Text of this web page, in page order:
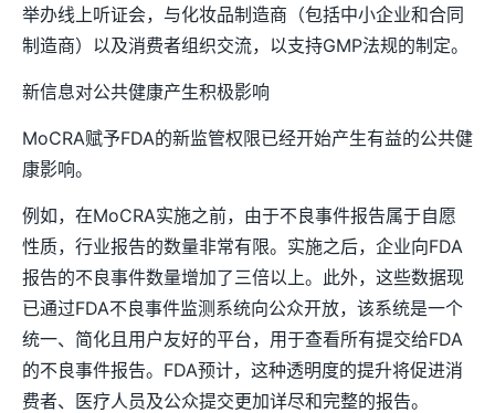
举办线上听证会，与化妆品制造商（包括中小企业和合同
制造商）以及消费者组织交流，以支持GMP法规的制定。
新信息对公共健康产生积极影响
MoCRA赋予FDA的新监管权限已经开始产生有益的公共健
康影响。
例如，在MoCRA实施之前，由于不良事件报告属于自愿
性质，行业报告的数量非常有限。实施之后，企业向FDA
报告的不良事件数量增加了三倍以上。此外，这些数据现
已通过FDA不良事件监测系统向公众开放，该系统是一个
统一、简化且用户友好的平台，用于查看所有提交给FDA
的不良事件报告。FDA预计，这种透明度的提升将促进消
费者、医疗人员及公众提交更加详尽和完整的报告。